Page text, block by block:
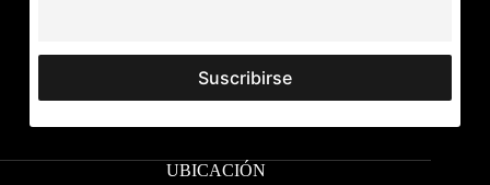
UBICACIÓN